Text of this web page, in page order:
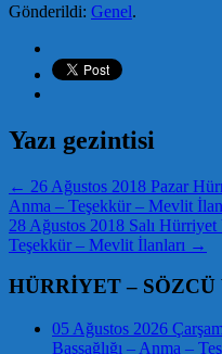
Gönderildi: Genel.
Yazı gezintisi
← 26 Ağustos 2018 Pazar
Anma – Teşekkür – Mevlit
28 Ağustos 2018 Salı
Teşekkür – Mevlit İlanları →
HÜRRİYET –
05 Ağustos 2026
Başsağlığı – Anma –